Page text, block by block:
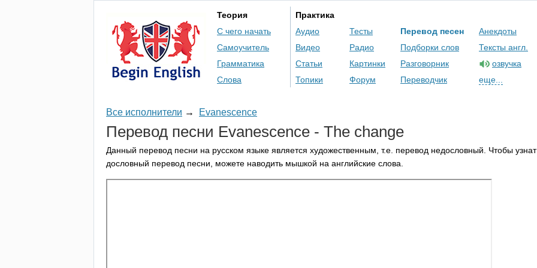
Теория
С чего начать
Самоучитель
Грамматика
Слова
Практика
Аудио
Видео
Статьи
Топики
Тесты
Радио
Картинки
Форум
Перевод песен
Подборки слов
Разговорник
Переводчик
Анекдоты
Тексты англ.
озвучка
еще...
Все исполнители → Evanescence
Перевод песни Evanescence - The change
Данный перевод песни на русском языке является художественным, т.е. перевод недословный. Чтобы
дословный перевод песни, можете наводить мышкой на английские слова.